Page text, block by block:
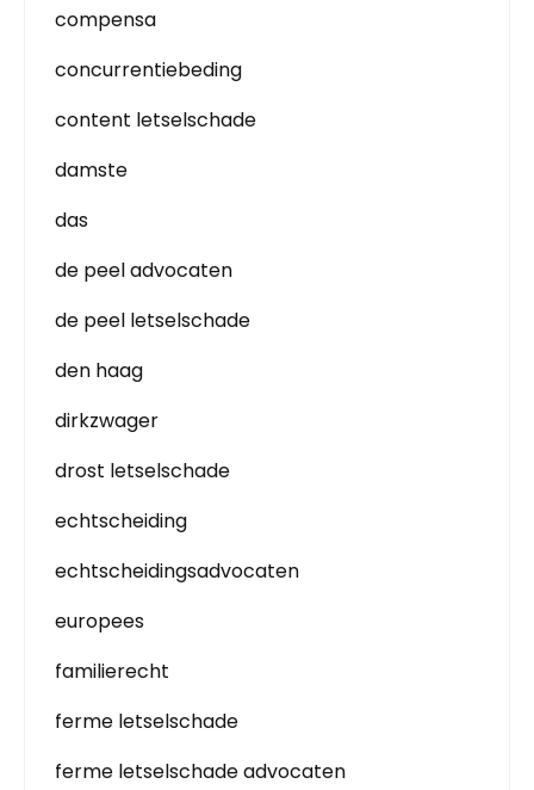
compensa
concurrentiebeding
content letselschade
damste
das
de peel advocaten
de peel letselschade
den haag
dirkzwager
drost letselschade
echtscheiding
echtscheidingsadvocaten
europees
familierecht
ferme letselschade
ferme letselschade advocaten